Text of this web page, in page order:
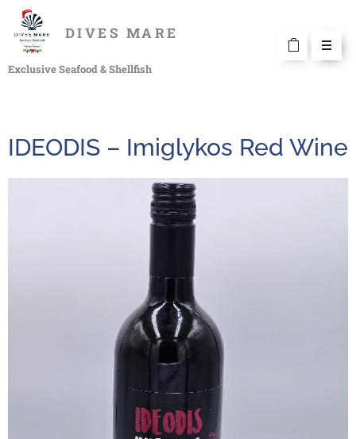
DIVES MARE
Exclusive Seafood & Shellfish
IDEODIS – Imiglykos Red Wine